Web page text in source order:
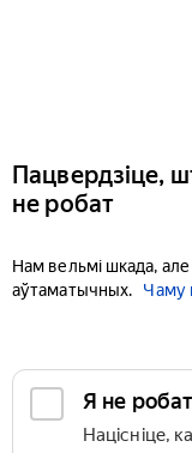
Пацвердзіце,
не робат
Нам вельмі шкада,
аўтаматычных.
Чаму
Я не робат
Націсніце,